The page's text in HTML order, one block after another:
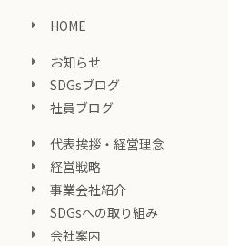
HOME
お知らせ
SDGsブログ
社員ブログ
代表挨拶・経営理念
経営戦略
事業会社紹介
SDGsへの取り組み
会社案内